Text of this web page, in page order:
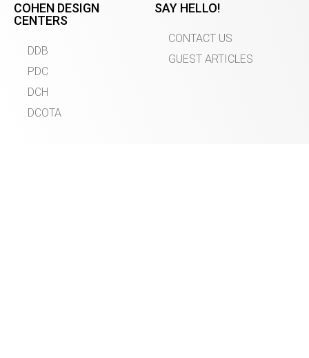
COHEN DESIGN
CENTERS
DDB
PDC
DCH
DCOTA
SAY HELLO!
CONTACT US
GUEST ARTICLES